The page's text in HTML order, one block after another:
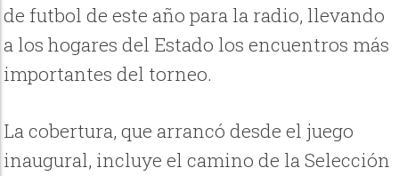
de futbol de este año para la radio, llevando
a los hogares del Estado los encuentros más
importantes del torneo.
La cobertura, que arrancó desde el juego
inaugural, incluye el camino de la Selección